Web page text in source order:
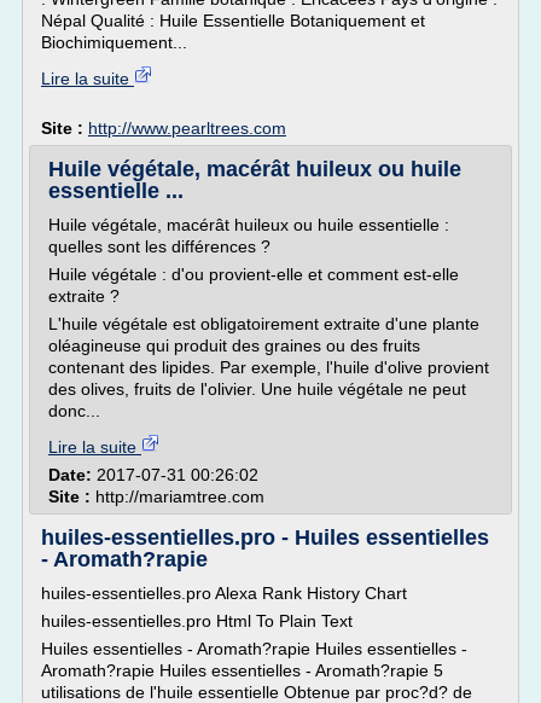
Népal Qualité : Huile Essentielle Botaniquement et
Biochimiquement...
Lire la suite
Site : http://www.pearltrees.com
Huile végétale, macérât huileux ou huile
essentielle ...
Huile végétale, macérât huileux ou huile essentielle :
quelles sont les différences ?
Huile végétale : d'ou provient-elle et comment est-elle
extraite ?
L'huile végétale est obligatoirement extraite d'une plante
oléagineuse qui produit des graines ou des fruits
contenant des lipides. Par exemple, l'huile d'olive provient
des olives, fruits de l'olivier. Une huile végétale ne peut
donc...
Lire la suite
Date: 2017-07-31 00:26:02
Site : http://mariamtree.com
huiles-essentielles.pro - Huiles essentielles
- Aromath?rapie
huiles-essentielles.pro Alexa Rank History Chart
huiles-essentielles.pro Html To Plain Text
Huiles essentielles - Aromath?rapie Huiles essentielles -
Aromath?rapie Huiles essentielles - Aromath?rapie 5
utilisations de l'huile essentielle Obtenue par proc?d? de